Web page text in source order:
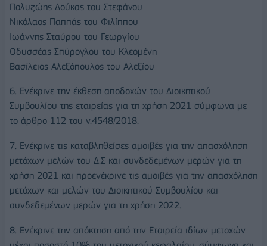
Πολυζώης Δούκας του Στεφάνου
Νικόλαος Παππάς του Φιλίππου
Ιωάννης Σταύρου του Γεωργίου
Οδυσσέας Σπύρογλου του Κλεομένη
Βασίλειος Αλεξόπουλος του Αλεξίου
6. Ενέκρινε την έκθεση αποδοχών του Διοικητικού
Συμβουλίου της εταιρείας για τη χρήση 2021 σύμφωνα με
το άρθρο 112 του ν.4548/2018.
7. Ενέκρινε τις καταβληθείσες αμοιβές για την απασχόληση
μετόχων μελών του Δ.Σ και συνδεδεμένων μερών για τη
χρήση 2021 και προενέκρινε τις αμοιβές για την απασχόληση
μετόχων και μελών του Διοικητικού Συμβουλίου και
συνδεδεμένων μερών για τη χρήση 2022.
8. Ενέκρινε την απόκτηση από την Εταιρεία ιδίων μετοχών